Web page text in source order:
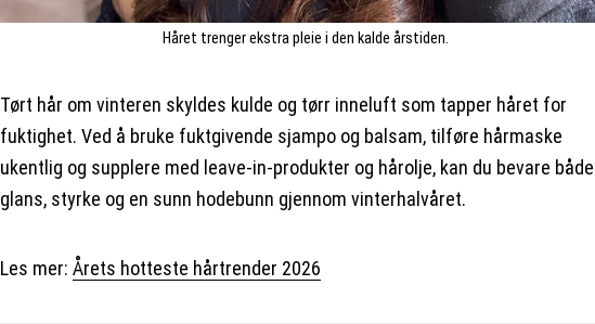
Håret trenger ekstra pleie i den kalde årstiden.
Tørt hår om vinteren skyldes kulde og tørr inneluft som tapper håret for
fuktighet. Ved å bruke fuktgivende sjampo og balsam, tilføre hårmaske
ukentlig og supplere med leave-in-produkter og hårolje, kan du bevare både
glans, styrke og en sunn hodebunn gjennom vinterhalvåret.
Les mer:Årets hotteste hårtrender 2026